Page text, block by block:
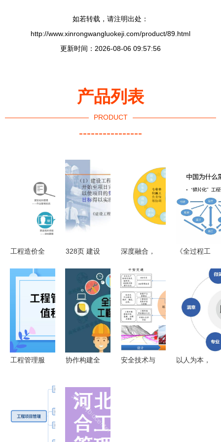
如若转载，请注明出处：
http://www.xinrongwangluokeji.com/product/89.html
更新时间：2026-08-06 09:57:56
产品列表
PRODUCT
----------------
工程造价全
内涵及其在
工程管理服
务中的应用
328页 建设
理理论与实
务 ppt
深度融合，
显度医院装
修项目管理
的软件开发
策略与实践
剖析
《全过程工
管理标准》
12月15日
起施行 重
塑工程管理
服务新格局
工程管理服
协作构建全
询服务能力
安全技术与
以人为本，